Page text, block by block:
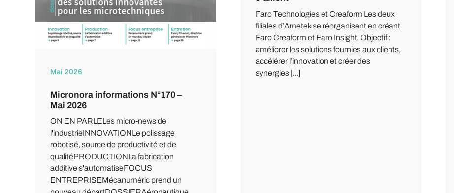
Mai 2026
Micronora informations N°170 –
Mai 2026
ON EN PARLELes micro-news de
l'industrieINNOVATIONLe polissage
robotisé, source de productivité et de
qualitéPRODUCTIONLa fabrication
additive s'automatiseFOCUS
ENTREPRISEMécanuméric prend un
Faro Technologies et Creaform Les deux
filiales d’Ametek se réorganisent en créant
Faro Creaform et Faro Insight. Objectif :
améliorer les solutions fournies aux clients,
accélérer l’innovation et créer des
synergies [...]